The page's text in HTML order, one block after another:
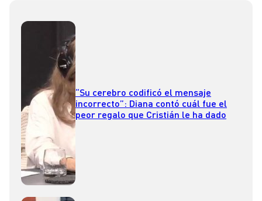
“Su cerebro codificó el mensaje
incorrecto”: Diana contó cuál fue el
peor regalo que Cristián le ha dado